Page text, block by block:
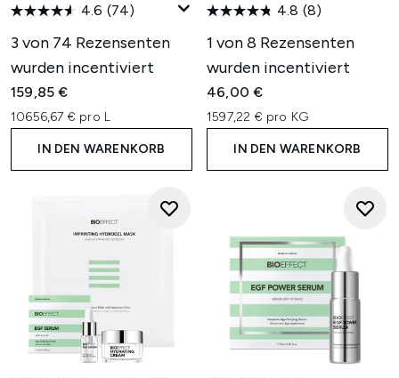
4.6 (74)
3 von 74 Rezensenten
wurden incentiviert
159,85 €
10656,67 € pro L
IN DEN WARENKORB
4.8 (8)
1 von 8 Rezensenten
wurden incentiviert
46,00 €
1597,22 € pro KG
IN DEN WARENKORB